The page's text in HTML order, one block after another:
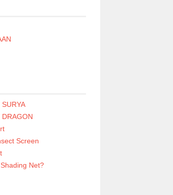
Screen
Net?